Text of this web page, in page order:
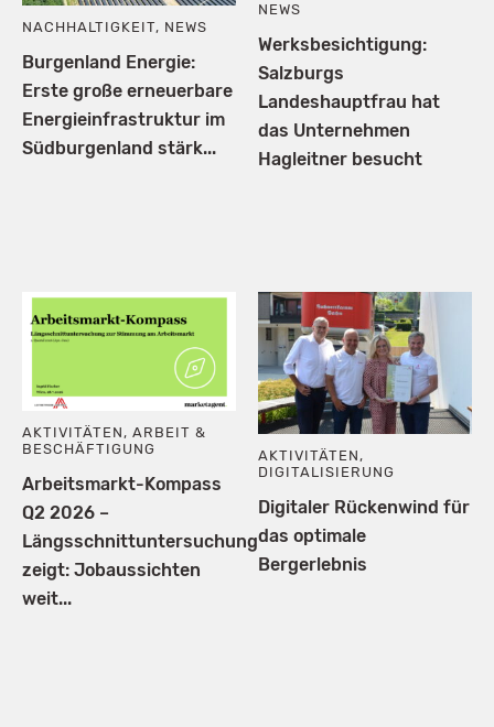
NACHHALTIGKEIT, NEWS
Burgenland Energie:
Erste große erneuerbare
Energieinfrastruktur im
Südburgenland stärk...
NEWS
Werksbesichtigung:
Salzburgs
Landeshauptfrau hat
das Unternehmen
Hagleitner besucht
AKTIVITÄTEN ,ARBEIT &
BESCHÄFTIGUNG
Arbeitsmarkt-Kompass
Q2 2026 –
Längsschnittuntersuchung
zeigt: Jobaussichten
weit...
AKTIVITÄTEN ,
DIGITALISIERUNG
Digitaler Rückenwind für
das optimale
Bergerlebnis